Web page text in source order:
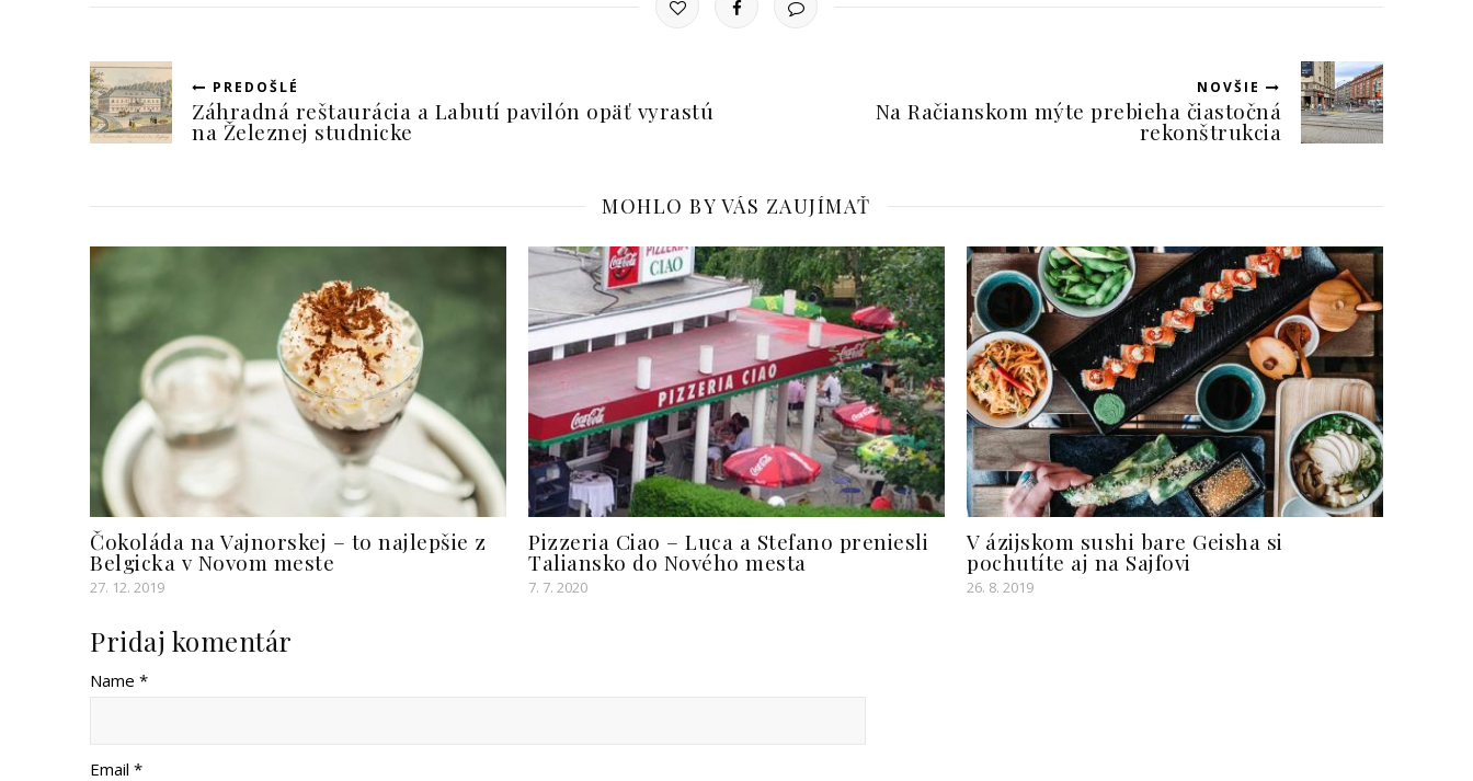
PREDOŠLÉ
Záhradná reštaurácia a Labutí pavilón opäť vyrastú
na Železnej studnicke
NOVŠIE
Na Račianskom mýte prebieha čiastočná
rekonštrukcia
MOHLO BY VÁS ZAUJÍMAŤ
Čokoláda na Vajnorskej – to najlepšie z
Belgicka v Novom meste
27. 12. 2019
Pizzeria Ciao – Luca a Stefano preniesli
Taliansko do Nového mesta
7. 7. 2020
V ázijskom sushi bare Geisha si
pochutíte aj na Sajfovi
26. 8. 2019
Pridaj komentár
Name *
Email *